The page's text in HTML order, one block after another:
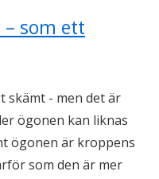
– som ett
skämt - men det är
ögonen kan liknas
ögonen är kroppens
som den är mer